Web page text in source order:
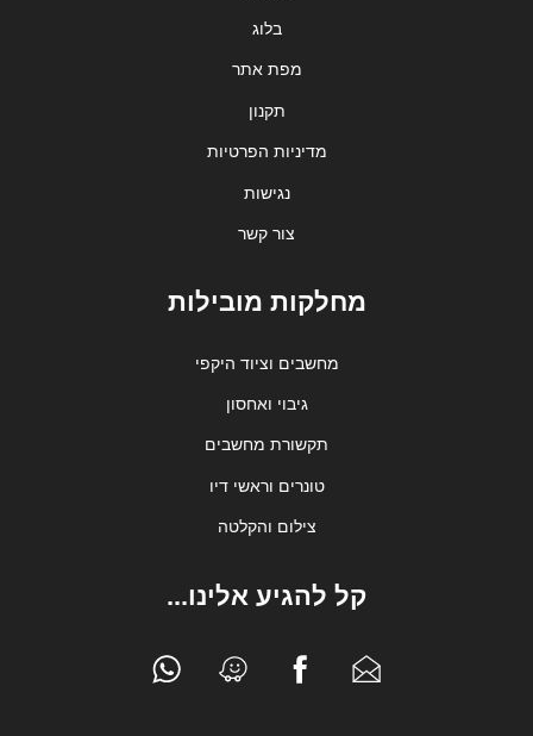
בלוג
מפת אתר
תקנון
מדיניות הפרטיות
נגישות
צור קשר
מחלקות מובילות
מחשבים וציוד היקפי
גיבוי ואחסון
תקשורת מחשבים
טונרים וראשי דיו
צילום והקלטה
קל להגיע אלינו...